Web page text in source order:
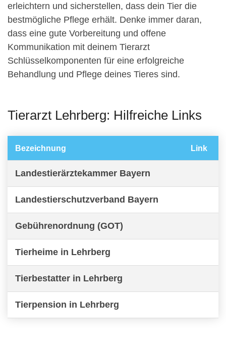
erleichtern und sicherstellen, dass dein Tier die
bestmögliche Pflege erhält. Denke immer daran,
dass eine gute Vorbereitung und offene
Kommunikation mit deinem Tierarzt
Schlüsselkomponenten für eine erfolgreiche
Behandlung und Pflege deines Tieres sind.
Tierarzt Lehrberg: Hilfreiche Links
Bezeichnung Link
Landestierärztekammer Bayern
Landestierschutzverband Bayern
Gebührenordnung (GOT)
Tierheime in Lehrberg
Tierbestatter in Lehrberg
Tierpension in Lehrberg